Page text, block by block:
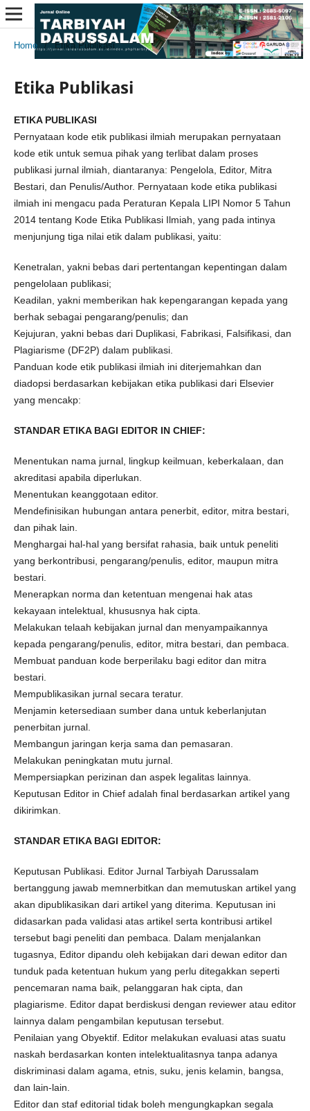
Home / Etika Publikasi
Etika Publikasi
ETIKA PUBLIKASI
Pernyataan kode etik publikasi ilmiah merupakan pernyataan
kode etik untuk semua pihak yang terlibat dalam proses
publikasi jurnal ilmiah, diantaranya: Pengelola, Editor, Mitra
Bestari, dan Penulis/Author. Pernyataan kode etika publikasi
ilmiah ini mengacu pada Peraturan Kepala LIPI Nomor 5 Tahun
2014 tentang Kode Etika Publikasi Ilmiah, yang pada intinya
menjunjung tiga nilai etik dalam publikasi, yaitu:
Kenetralan, yakni bebas dari pertentangan kepentingan dalam
pengelolaan publikasi;
Keadilan, yakni memberikan hak kepengarangan kepada yang
berhak sebagai pengarang/penulis; dan
Kejujuran, yakni bebas dari Duplikasi, Fabrikasi, Falsifikasi, dan
Plagiarisme (DF2P) dalam publikasi.
Panduan kode etik publikasi ilmiah ini diterjemahkan dan
diadopsi berdasarkan kebijakan etika publikasi dari Elsevier
yang mencakp:
STANDAR ETIKA BAGI EDITOR IN CHIEF:
Menentukan nama jurnal, lingkup keilmuan, keberkalaan, dan
akreditasi apabila diperlukan.
Menentukan keanggotaan editor.
Mendefinisikan hubungan antara penerbit, editor, mitra bestari,
dan pihak lain.
Menghargai hal-hal yang bersifat rahasia, baik untuk peneliti
yang berkontribusi, pengarang/penulis, editor, maupun mitra
bestari.
Menerapkan norma dan ketentuan mengenai hak atas
kekayaan intelektual, khususnya hak cipta.
Melakukan telaah kebijakan jurnal dan menyampaikannya
kepada pengarang/penulis, editor, mitra bestari, dan pembaca.
Membuat panduan kode berperilaku bagi editor dan mitra
bestari.
Mempublikasikan jurnal secara teratur.
Menjamin ketersediaan sumber dana untuk keberlanjutan
penerbitan jurnal.
Membangun jaringan kerja sama dan pemasaran.
Melakukan peningkatan mutu jurnal.
Mempersiapkan perizinan dan aspek legalitas lainnya.
Keputusan Editor in Chief adalah final berdasarkan artikel yang
dikirimkan.
STANDAR ETIKA BAGI EDITOR:
Keputusan Publikasi. Editor Jurnal Tarbiyah Darussalam
bertanggung jawab memnerbitkan dan memutuskan artikel yang
akan dipublikasikan dari artikel yang diterima. Keputusan ini
didasarkan pada validasi atas artikel serta kontribusi artikel
tersebut bagi peneliti dan pembaca. Dalam menjalankan
tugasnya, Editor dipandu oleh kebijakan dari dewan editor dan
tunduk pada ketentuan hukum yang perlu ditegakkan seperti
pencemaran nama baik, pelanggaran hak cipta, dan
plagiarisme. Editor dapat berdiskusi dengan reviewer atau editor
lainnya dalam pengambilan keputusan tersebut.
Penilaian yang Obyektif. Editor melakukan evaluasi atas suatu
naskah berdasarkan konten intelektualitasnya tanpa adanya
diskriminasi dalam agama, etnis, suku, jenis kelamin, bangsa,
dan lain-lain.
Editor dan staf editorial tidak boleh mengungkapkan segala